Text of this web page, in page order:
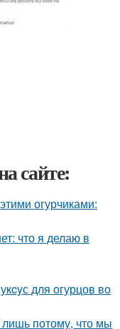
сайте:
огурчиками:
что я делаю в
для огурцов во
потому, что мы